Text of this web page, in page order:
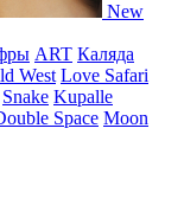
New
ART Каляда
West Love Safari
Snake Kupalle
Space Moon